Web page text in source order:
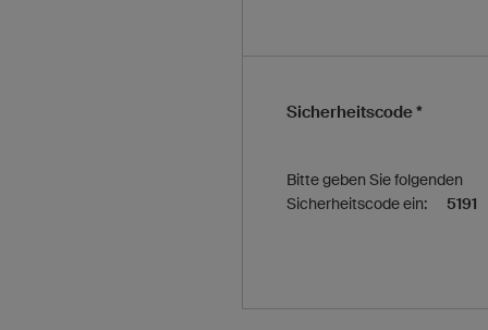
Sicherheitscode *
Bitte geben Sie folgenden
Sicherheitscode ein:
5191